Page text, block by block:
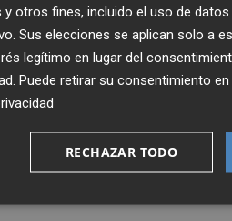
la actualidad de
en tu correo
otros fines, incluido el uso de
Sus elecciones se aplican solo a
legítimo en lugar del
. Puede retirar su consentimiento
RECHAZAR TODO